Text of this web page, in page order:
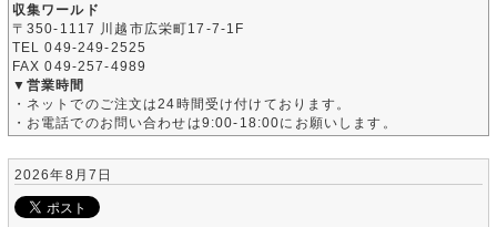
収集ワールド
〒350-1117 川越市広栄町17-7-1F
TEL 049-249-2525
FAX 049-257-4989
▼営業時間
・ネットでのご注文は24時間受け付けております。
・お電話でのお問い合わせは9:00-18:00にお願いします。
2026年8月7日